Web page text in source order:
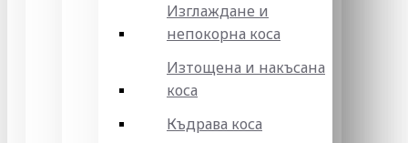
Изглаждане и
непокорна коса
Изтощена и накъсана
коса
Къдрава коса